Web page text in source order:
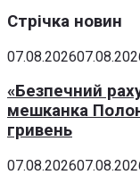
Стрічка новин
07.08.2026
«Безпечний
мешканка
гривень
07.08.2026